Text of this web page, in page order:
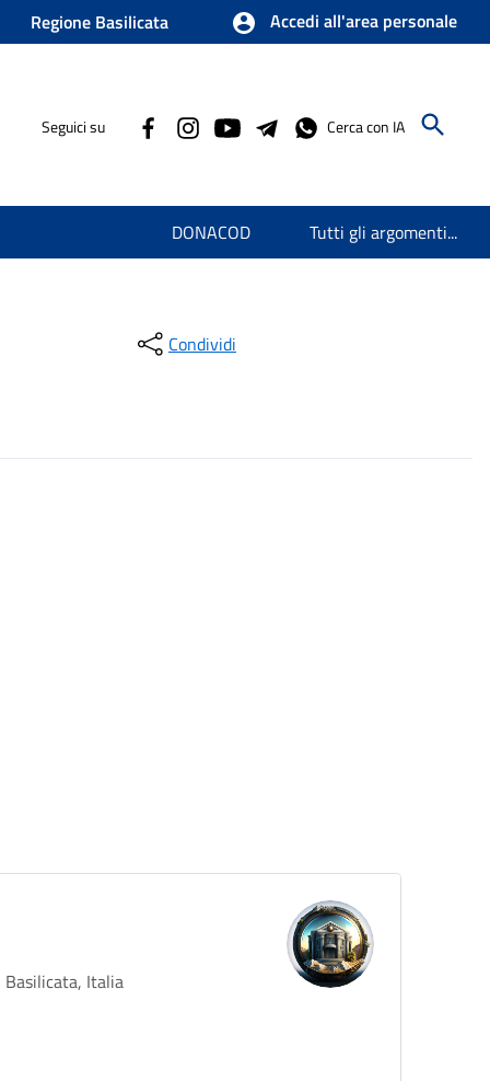
Regione Basilicata Accedi all'area personale
Seguici su Cerca con IA
DONACOD Tutti gli argomenti...
Condividi
Italia